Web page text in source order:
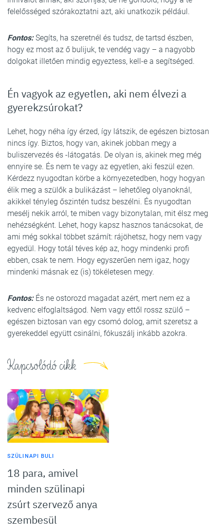
felelősséged szórakoztatni azt, aki unatkozik például.
Fontos:Segíts, ha szeretnél és tudsz, de tartsd észben,
hogy ez most az ő bulijuk, te vendég vagy – a nagyobb
dolgokat illetően mindig egyeztess, kell-e a segítséged.
Én vagyok az egyetlen, aki nem élvezi a
gyerekzsúrokat?
Lehet, hogy néha így érzed, így látszik, de egészen biztosan
nincs így. Biztos, hogy van, akinek jobban megy a
buliszervezés és -látogatás. De olyan is, akinek meg még
ennyire se. És nem te vagy az egyetlen, aki feszül ezen.
Kérdezz nyugodtan körbe a környezetedben, hogy hogyan
élik meg a szülők a bulikázást – lehetőleg olyanoknál,
akikkel tényleg őszintén tudsz beszélni. És nyugodtan
mesélj nekik arról, te miben vagy bizonytalan, mit élsz meg
nehézségként. Lehet, hogy kapsz hasznos tanácsokat, de
ami még sokkal többet számít: rájöhetsz, hogy nem vagy
egyedül. Hogy totál téves kép az, hogy mindenki profi
ebben, csak te nem. Hogy egyszerűen nem igaz, hogy
mindenki másnak ez (is) tökéletesen megy.
Fontos:És ne ostorozd magadat azért, mert nem ez a
kedvenc elfoglaltságod. Nem vagy ettől rossz szülő –
egészen biztosan van egy csomó dolog, amit szeretsz a
gyerekeddel együtt csinálni, fókuszálj inkább azokra.
Kapcsolódó cikk
SZÜLINAPI BULI
18 para, amivel
minden szülinapi
zsúrt szervező anya
szembesül